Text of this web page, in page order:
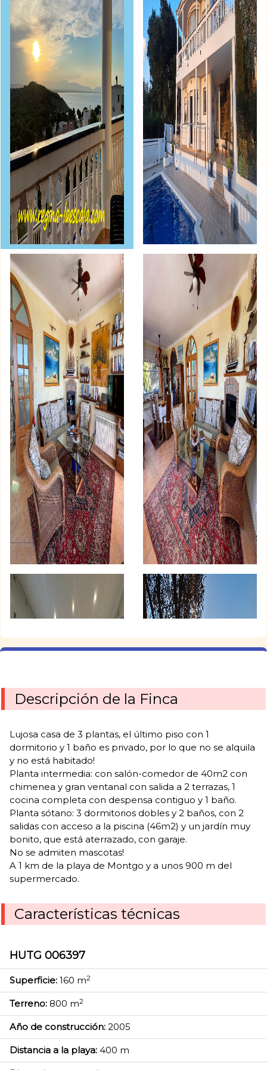
Descripción de la Finca
Lujosa casa de 3 plantas, el último piso con 1
dormitorio y 1 baño es privado, por lo que no se alquila
y no está habitado!
Planta intermedia: con salón-comedor de 40m2 con
chimenea y gran ventanal con salida a 2 terrazas, 1
cocina completa con despensa contiguo y 1 baño.
Planta sótano: 3 dormitorios dobles y 2 baños, con 2
salidas con acceso a la piscina (46m2) y un jardín muy
bonito, que está aterrazado, con garaje.
No se admiten mascotas!
A 1 km de la playa de Montgo y a unos 900 m del
supermercado.
Características técnicas
HUTG 006397
Superficie: 160 m2
Terreno: 800 m2
Año de construcción: 2005
Distancia a la playa: 400 m